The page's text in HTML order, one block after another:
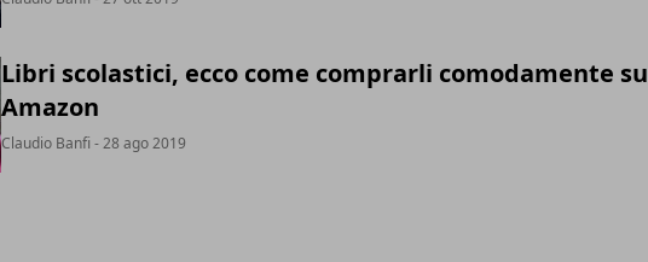
Libri scolastici, ecco come comprarli comodamente su
Amazon
Claudio Banfi - 28 ago 2019